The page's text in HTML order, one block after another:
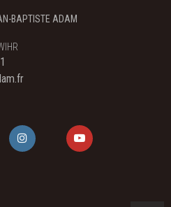
BAPTISTE ADAM